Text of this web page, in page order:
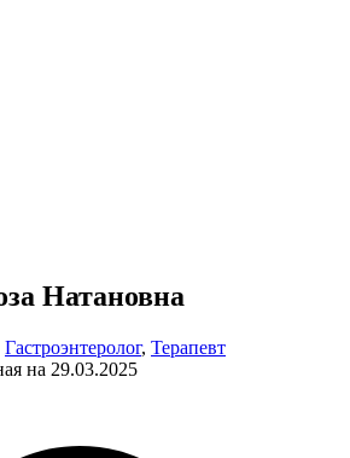
Натановна
Гастроэнтеролог, Терапевт
на 29.03.2025